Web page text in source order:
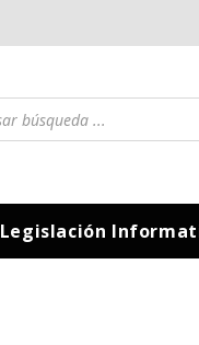
Legislación